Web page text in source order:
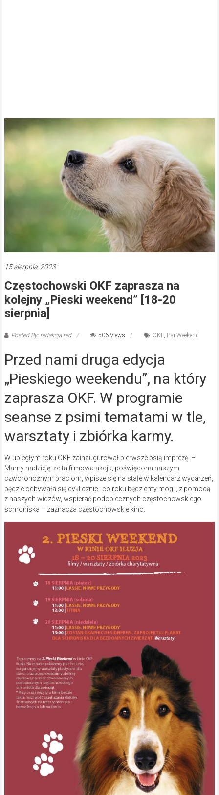
15 sierpnia, 2023
Częstochowski OKF zaprasza na
kolejny „Pieski weekend” [18-20
sierpnia]
Posted By: redakcja red 506 Views OKF, Psi Weekend
Przed nami druga edycja
„Pieskiego weekendu”, na który
zaprasza OKF. W programie
seanse z psimi tematami w tle,
warsztaty i zbiórka karmy.
W ubiegłym roku OKF zainaugurował pierwsze psią imprezę. –
Mamy nadzieję, że ta filmowa akcja, poświęcona naszym
czworonożnym braciom, wpisze się na stałe w kalendarz wydarzeń,
będzie odbywała się cyklicznie i co roku będziemy mogli, z pomocą
z naszych widzów, wspierać podopiecznych częstochowskiego
schroniska – zaznacza częstochowskie kino.